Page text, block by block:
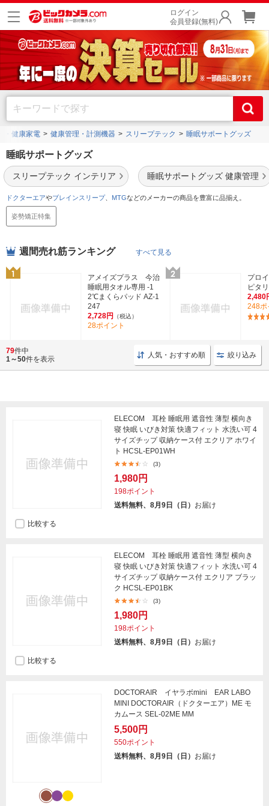
ログイン
会員登録(無料)
・健康家電 健康管理・計測機器 スリープテック 睡眠サポートグッズ
睡眠サポートグッズ
スリープテック インテリア 睡眠サポートグッズ 健康管理
ドクターエアやブレインスリープ、 MTGなどのメーカーの商品を豊富に品揃え。
姿勢矯正特集
週間売れ筋ランキング すべて見る
アメイズプラス 今治
睡眠用タオル専用 -1
2℃まくらパッド AZ-1
247
2,728円
（税込）
28ポイント
プロ
ピタ
2,480
248ポ
79件中
1～50件を表示 人気・おすすめ順 絞り込み
ELECOM 耳栓 睡眠用 遮音性 薄型 横向き
寝 快眠 いびき対策 快適フィット 水洗い可 4
サイズチップ 収納ケース付 エクリア ホワイ
ト HCSL-EP01WH
(3)
1,980円
198ポイント
送料無料、8月9日（日） お届け
比較する
ELECOM 耳栓 睡眠用 遮音性 薄型 横向き
寝 快眠 いびき対策 快適フィット 水洗い可 4
サイズチップ 収納ケース付 エクリア ブラッ
ク HCSL-EP01BK
(3)
1,980円
198ポイント
送料無料、8月9日（日） お届け
比較する
DOCTORAIR イヤラボmini EAR LABO
MINI DOCTORAIR（ドクターエア）ME モ
カムース SEL-02ME MM
5,500円
550ポイント
送料無料、8月9日（日） お届け